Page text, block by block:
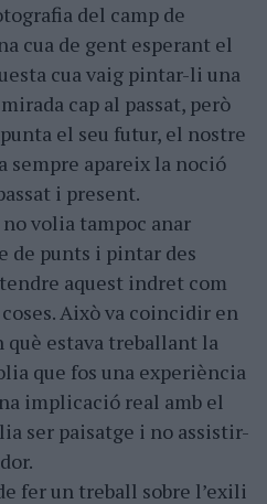
del camp de
cua de gent esperant el
cua vaig pintar-li una
cap al passat, però
el seu futur, el nostre
sempre apareix la noció
i present.
volia tampoc anar
de punts i pintar des
aquest indret com
Això va coincidir en
estava treballant la
que fos una experiència
implicació real amb el
ser paisatge i no assistir-
fer un treball sobre l’exili